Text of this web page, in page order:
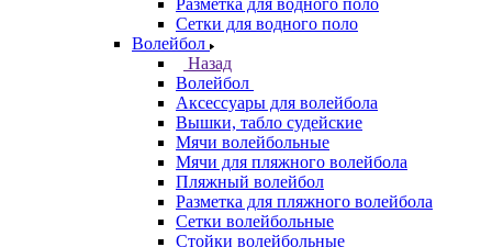
Разметка для водного поло
Сетки для водного поло
Волейбол
Назад
Волейбол
Аксессуары для волейбола
Вышки, табло судейские
Мячи волейбольные
Мячи для пляжного волейбола
Пляжный волейбол
Разметка для пляжного волейбола
Сетки волейбольные
Стойки волейбольные